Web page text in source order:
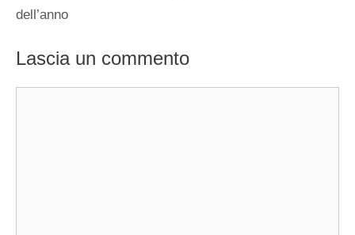
dell’anno
Lascia un commento